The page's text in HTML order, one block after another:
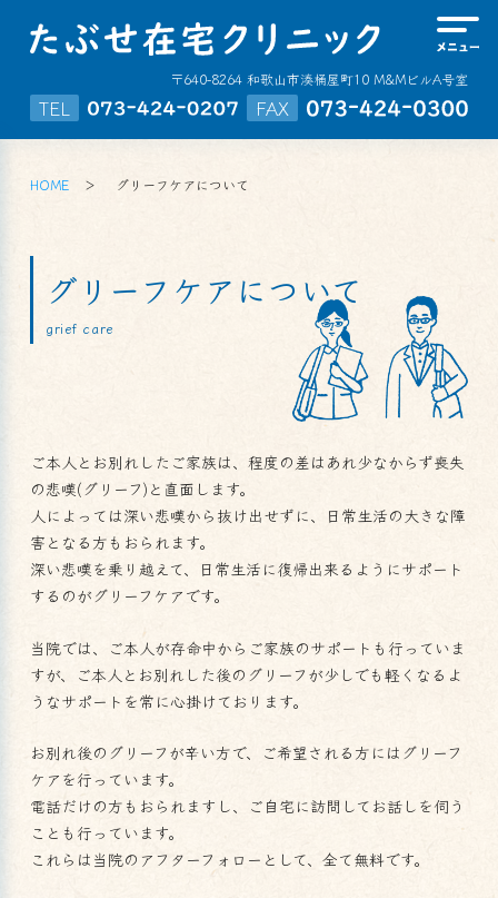
〒640-8264 和歌山市湊桶屋町10 M&MビルA号室
TEL FAX
HOME グリーフケアについて
グリーフケアについて
grief care
ご本人とお別れしたご家族は、程度の差はあれ少なからず喪失
の悲嘆(グリーフ)と直面します。
人によっては深い悲嘆から抜け出せずに、日常生活の大きな障
害となる方もおられます。
深い悲嘆を乗り越えて、日常生活に復帰出来るようにサポート
するのがグリーフケア です。
当院では、ご本人が存命中からご家族のサポートも行っていま
すが、ご本人とお別れした後のグリーフが少しでも軽くなるよ
うなサポートを常に心掛けております。
お別れ後のグリーフが辛い方で、ご希望される方にはグリーフ
ケアを行っています。
電話だけの方もおられますし、ご自宅に訪問してお話しを伺う
ことも行っています。
これらは当院のアフターフォローとして、全て無料です。